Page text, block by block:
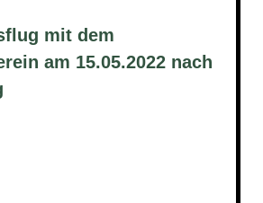
mit dem
am 15.05.2022 nach